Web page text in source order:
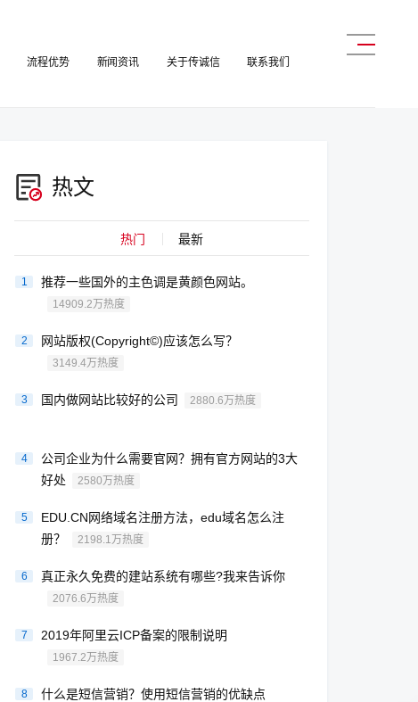
流程优势 新闻资讯 关于传诚信 联系我们
热文
热门 最新
1 推荐一些国外的主色调是黄颜色网站。
14909.2万热度
2 网站版权(Copyright©)应该怎么写？
3149.4万热度
3 国内做网站比较好的公司 2880.6万热度
4
公司企业为什么需要官网？拥有官方网站的3大
好处
2580万热度
5
EDU.CN网络域名注册方法，edu域名怎么注
册？
2198.1万热度
6 真正永久免费的建站系统有哪些?我来告诉你
2076.6万热度
7 2019年阿里云ICP备案的限制说明
1967.2万热度
8 什么是短信营销？使用短信营销的优缺点